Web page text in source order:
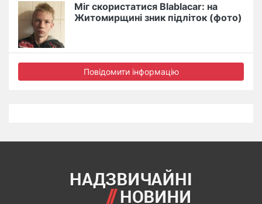
Міг скористатися Blablacar: на
Житомирщині зник підліток (фото)
Повідомити інформацію